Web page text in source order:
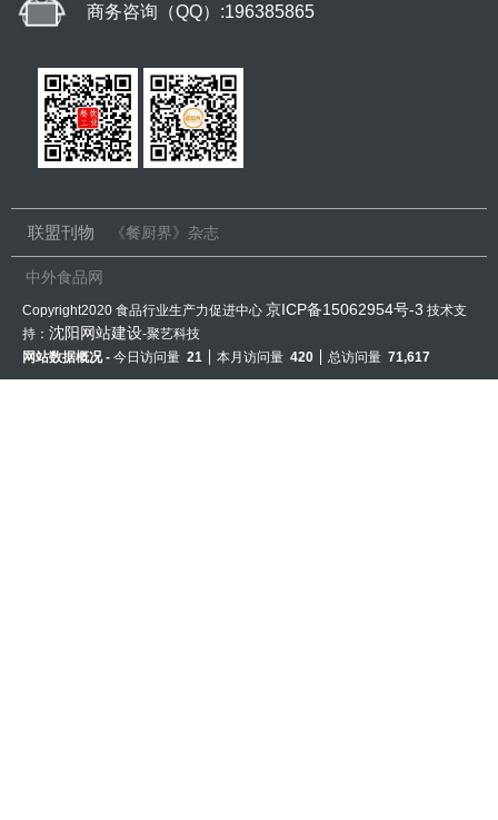
商务咨询（QQ）:196385865
联盟刊物 《餐厨界》杂志
中外食品网
Copyright2020 食品行业生产力促进中心 京ICP备15062954号-3 技术支
持： 沈阳网站建设-聚艺科技
网站数据概况 - 今日访问量 21 本月访问量 420 总访问量 71,617